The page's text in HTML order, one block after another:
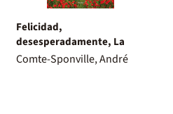
Felicidad,
desesperadamente, La
Comte-Sponville, André